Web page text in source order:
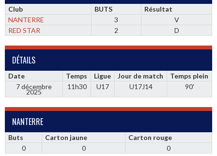
Club BUTS
Résultat
NANTERRE
3
V
RED STAR
2 D
DÉTAILS
Date Temps Ligue Jour de match
Temps plein
7 décembre
2025
11h30 U17 U17J14 90'
NANTERRE
Buts Carton jaune
Carton rouge
0
0 0